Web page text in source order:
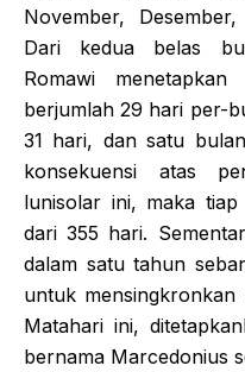
November,
Dari kedua belas
Romawi
berjumlah 29 hari per-
31 hari, dan satu
konsekuensi atas
lunisolar ini, maka
dari 355 hari.
dalam satu tahun
untuk
Matahari ini,
bernama Marcedonius